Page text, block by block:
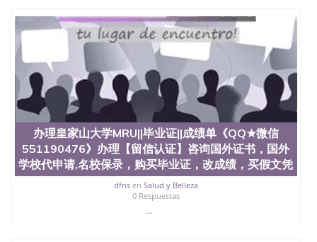
茅的毕业薪资，浓厚的多元化学术氛围，杰出的本科
教育质量，被《福克斯》杂志评选为全美50强公立综
合性大学，每年有来自世界各地的成百上千的海外学
生前往求学。 至今，这是一所在世界上享有学术地
位、声誉、实习机会和影响力的高等教育机构，并获
誉为美国本科教育质量的核心代表。其计算机系与会
计系更是在当今美国大学教学排名中表现优异。其毕
业生大多可以在其所处地域的世界硅谷中心得到工作
机会。许多硅谷公司甚至在学生大三和大四的学期提
供许多相应科系的实习机会。无论是加州大学系统
(UC)，还是加州州立大学系统(CSU), 圣何塞州立大学
都占据着加州所有大学中的地理位置。 圣何塞州立大
学座落于硅谷(Silicon Valley), 于附近的旧金山-圣何塞
地区为全美的重要科技中心。约有学生三万人，超过
134种学士学科和65个硕士学科，并有来自世界60余
办理皇家山大学MRU||毕业证||成绩单《QQ★微信
551190476》办理【留信认证】咨询国外证书，国外
学校代申请,名校保录，购买毕业证，改成绩，买假文凭
dfnsen Salud y Belleza
0 Respuestas
...